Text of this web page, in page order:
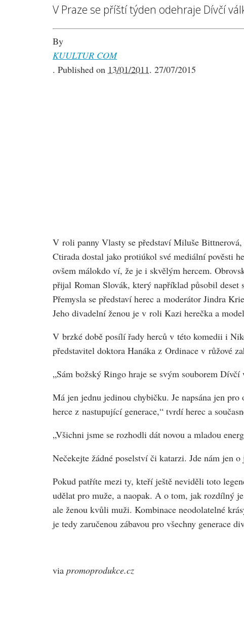
V Praze se příští týden odehraje Dívčí
By
KUULTUR COM
. Published on 13/01/2011. 27/07/2015
V roli panny Vlasty se představí Miluše
Ctirada dostal jako protiúkol své mediální pověsti
ovšem málokdo ví, že je i skvělým hercem.
přijal Roman Slovák, který například působil
Přemysla se představí herec a moderátor Jindra
Jeho divadelní ženou je v roli Kazi herečka a
V brzké době posílí řady herců v této komedii i
představitel doktora Hanáka z Ordinace v růžové
„Sám božský Ringo hraje se svým souborem
Má jen jednu jedinou chybičku. Je napsána jen
herce z nastupující generace,“ tvrdí herec a
„Všichni jsme se rozhodli dát novou a mladou
Nečekejte žádné poselství či katarzi. Jde nám jen
Pokud patříte mezi ty, kteří ještě neviděli toto
udělat pro muže, a naopak. A o tom, jak rozdílný
ale ženou kvůli muži. Kombinace neodolatelné
je tedy zaručenou zábavou pro všechny generace
via promoprodukce.cz